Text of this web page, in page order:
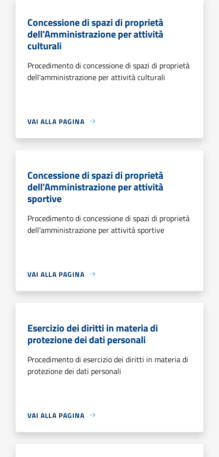
Concessione di spazi di proprietà
dell'Amministrazione per attività
culturali
Procedimento di concessione di spazi di proprietà
dell'amministrazione per attività culturali
VAI ALLA PAGINA
Concessione di spazi di proprietà
dell'Amministrazione per attività
sportive
Procedimento di concessione di spazi di proprietà
dell'amministrazione per attività sportive
VAI ALLA PAGINA
Esercizio dei diritti in materia di
protezione dei dati personali
Procedimento di esercizio dei diritti in materia di
protezione dei dati personali
VAI ALLA PAGINA